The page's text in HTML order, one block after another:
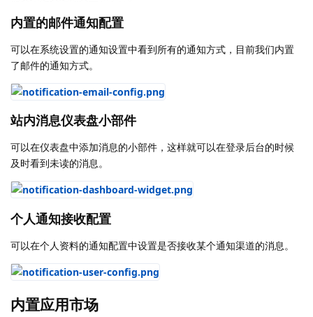
内置的邮件通知配置
可以在系统设置的通知设置中看到所有的通知方式，目前我们内置
了邮件的通知方式。
站内消息仪表盘小部件
可以在仪表盘中添加消息的小部件，这样就可以在登录后台的时候
及时看到未读的消息。
个人通知接收配置
可以在个人资料的通知配置中设置是否接收某个通知渠道的消息。
内置应用市场